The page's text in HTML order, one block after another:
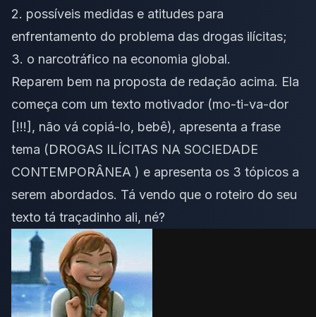
2. possíveis medidas e atitudes para
enfrentamento do problema das drogas ilícitas;
3. o narcotráfico na economia global.
Reparem bem na proposta de redação acima. Ela
começa com um texto motivador (mo-ti-va-dor
[!!!], não vá copiá-lo, bebê), apresenta a frase
tema (DROGAS ILÍCITAS NA SOCIEDADE
CONTEMPORÂNEA ) e apresenta os 3 tópicos a
serem abordados. Tá vendo que o roteiro do seu
texto tá traçadinho ali, né?